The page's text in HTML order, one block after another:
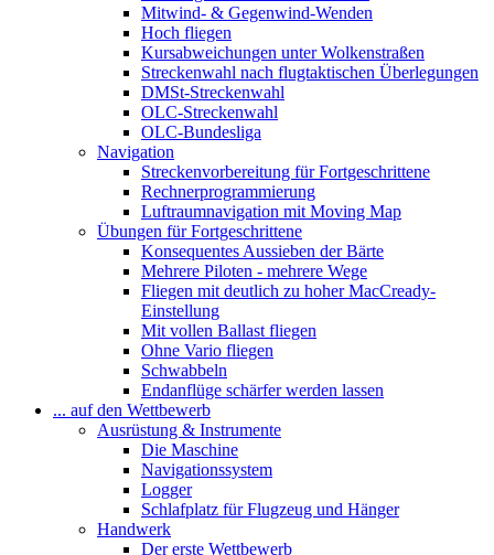
Mitwind- & Gegenwind-Wenden
Hoch fliegen
Kursabweichungen unter Wolkenstraßen
Streckenwahl nach flugtaktischen Überlegungen
DMSt-Streckenwahl
OLC-Streckenwahl
OLC-Bundesliga
Navigation
Streckenvorbereitung für Fortgeschrittene
Rechnerprogrammierung
Luftraumnavigation mit Moving Map
Übungen für Fortgeschrittene
Konsequentes Aussieben der Bärte
Mehrere Piloten - mehrere Wege
Fliegen mit deutlich zu hoher MacCready-
Einstellung
Mit vollen Ballast fliegen
Ohne Vario fliegen
Schwabbeln
Endanflüge schärfer werden lassen
... auf den Wettbewerb
Ausrüstung & Instrumente
Die Maschine
Navigationssystem
Logger
Schlafplatz für Flugzeug und Hänger
Handwerk
Der erste Wettbewerb